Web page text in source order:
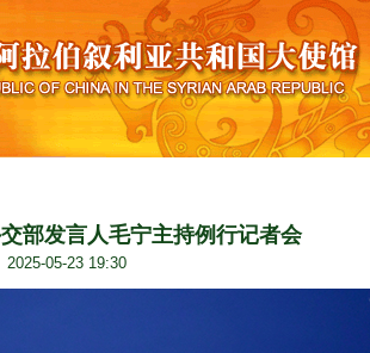
部发言人毛宁主持例行记者会
2025-05-23 19:30